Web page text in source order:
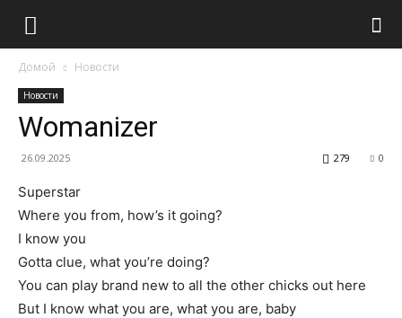
Домой Новости
Новости
Womanizer
26.09.2025 0
279
Superstar
Where you from, how’s it going?
I know you
Gotta clue, what you’re doing?
You can play brand new to all the other chicks out here
But I know what you are, what you are, baby